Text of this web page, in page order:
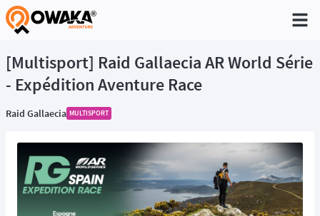
®
[Multisport] Raid Gallaecia AR World Série
- Expédition Aventure Race
Raid Gallaecia MULTISPORT